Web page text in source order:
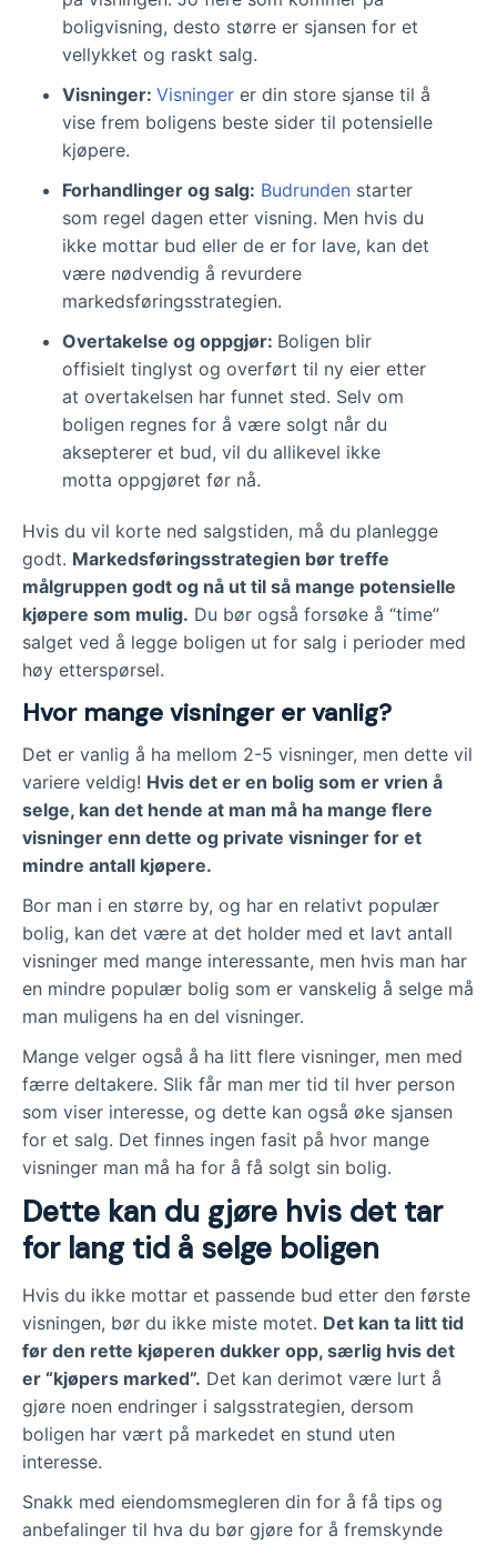
boligvisning, desto større er sjansen for et
vellykket og raskt salg.
Visninger: Visninger er din store sjanse til å
vise frem boligens beste sider til potensielle
kjøpere.
Forhandlinger og salg: Budrunden starter
som regel dagen etter visning. Men hvis du
ikke mottar bud eller de er for lave, kan det
være nødvendig å revurdere
markedsføringsstrategien.
Overtakelse og oppgjør: Boligen blir
offisielt tinglyst og overført til ny eier etter
at overtakelsen har funnet sted. Selv om
boligen regnes for å være solgt når du
aksepterer et bud, vil du allikevel ikke
motta oppgjøret før nå.
Hvis du vil korte ned salgstiden, må du planlegge
godt. Markedsføringsstrategien bør treffe
målgruppen godt og nå ut til så mange potensielle
kjøpere som mulig. Du bør også forsøke å “time”
salget ved å legge boligen ut for salg i perioder med
høy etterspørsel.
Hvor mange visninger er vanlig?
Det er vanlig å ha mellom 2-5 visninger, men dette vil
variere veldig! Hvis det er en bolig som er vrien å
selge, kan det hende at man må ha mange flere
visninger enn dette og private visninger for et
mindre antall kjøpere.
Bor man i en større by, og har en relativt populær
bolig, kan det være at det holder med et lavt antall
visninger med mange interessante, men hvis man har
en mindre populær bolig som er vanskelig å selge må
man muligens ha en del visninger.
Mange velger også å ha litt flere visninger, men med
færre deltakere. Slik får man mer tid til hver person
som viser interesse, og dette kan også øke sjansen
for et salg. Det finnes ingen fasit på hvor mange
visninger man må ha for å få solgt sin bolig.
Dette kan du gjøre hvis det tar
for lang tid å selge boligen
Hvis du ikke mottar et passende bud etter den første
visningen, bør du ikke miste motet. Det kan ta litt tid
før den rette kjøperen dukker opp, særlig hvis det
er “kjøpers marked”. Det kan derimot være lurt å
gjøre noen endringer i salgsstrategien, dersom
boligen har vært på markedet en stund uten
interesse.
Snakk med eiendomsmegleren din for å få tips og
anbefalinger til hva du bør gjøre for å fremskynde